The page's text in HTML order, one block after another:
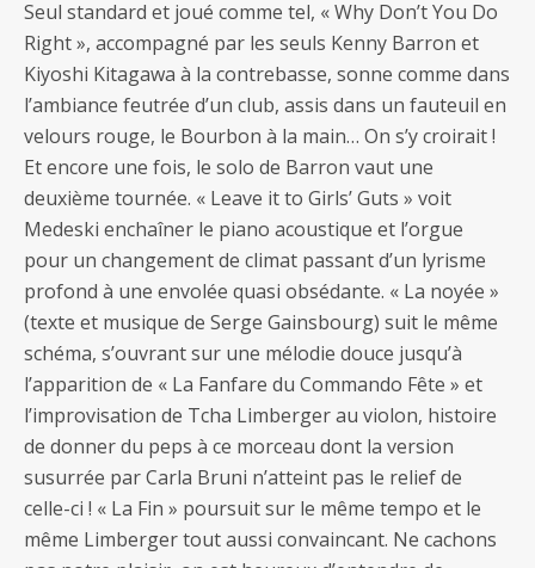
Seul standard et joué comme tel, « Why Don’t You Do
Right », accompagné par les seuls Kenny Barron et
Kiyoshi Kitagawa à la contrebasse, sonne comme dans
l’ambiance feutrée d’un club, assis dans un fauteuil en
velours rouge, le Bourbon à la main… On s’y croirait !
Et encore une fois, le solo de Barron vaut une
deuxième tournée. « Leave it to Girls’ Guts » voit
Medeski enchaîner le piano acoustique et l’orgue
pour un changement de climat passant d’un lyrisme
profond à une envolée quasi obsédante. « La noyée »
(texte et musique de Serge Gainsbourg) suit le même
schéma, s’ouvrant sur une mélodie douce jusqu’à
l’apparition de « La Fanfare du Commando Fête » et
l’improvisation de Tcha Limberger au violon, histoire
de donner du peps à ce morceau dont la version
susurrée par Carla Bruni n’atteint pas le relief de
celle-ci ! « La Fin » poursuit sur le même tempo et le
même Limberger tout aussi convaincant. Ne cachons